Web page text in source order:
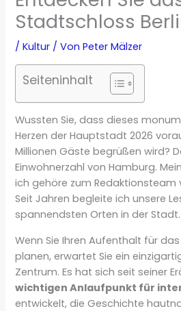
Stadtschloss
/Kultur / VonPeter Mälzer
Seiteninhalt
Wussten Sie, dass dieses
Herzen der Hauptstadt 2026
Millionen Gäste begrüßen wird?
Einwohnerzahl von Hamburg.
ich gehöre zum Redaktionsteam
Seit Jahren begleite ich unsere
spannendsten Orten in der Stadt.
Wenn Sie Ihren Aufenthalt für
planen, erwartet Sie ein
Zentrum. Es hat sich seit seiner
wichtigen Anlaufpunkt für
entwickelt, die Geschichte